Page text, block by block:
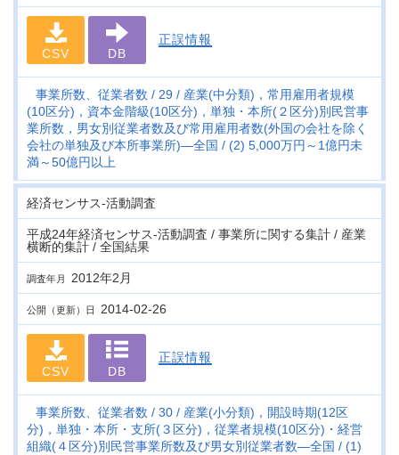
CSV DB
正誤情報
事業所数、従業者数 29
産業(中分類)，常用雇用者規模
(10区分)，資本金階級(10区分)，単独・本所(２区分)別民営事
業所数，男女別従業者数及び常用雇用者数(外国の会社を除く
会社の単独及び本所事業所)―全国
(2) 5,000万円～1億円未
満～50億円以上
経済センサス‐活動調査
平成24年経済センサス‐活動調査 / 事業所に関する集計 / 産業
横断的集計 / 全国結果
調査年月 2012年2月
公開（更新）日 2014-02-26
CSV DB
正誤情報
事業所数、従業者数 30
産業(小分類)，開設時期(12区
分)，単独・本所・支所(３区分)，従業者規模(10区分)・経営
組織(４区分)別民営事業所数及び男女別従業者数―全国
(1)